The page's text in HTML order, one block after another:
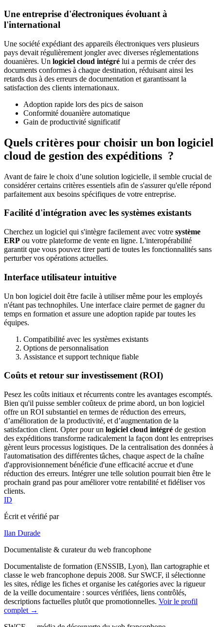
Une entreprise d'électroniques évoluant à
l'international
Une société expédiant des appareils électroniques vers plusieurs
pays devait régulièrement jongler avec diverses réglementations
douanières. Un logiciel cloud intégré lui a permis de créer des
documents conformes à chaque destination, réduisant ainsi les
retards dus à des erreurs de documentation et garantissant la
satisfaction des clients internationaux.
Adoption rapide lors des pics de saison
Conformité douanière automatique
Gain de productivité significatif
Quels critères pour choisir un bon logiciel
cloud de gestion des expéditions ?
Avant de faire le choix d’une solution logicielle, il semble crucial de
considérer certains critères essentiels afin de s'assurer qu'elle répond
parfaitement aux besoins spécifiques de votre entreprise.
Facilité d'intégration avec les systèmes existants
Cherchez un logiciel qui s'intègre facilement avec votre système
ERP ou votre plateforme de vente en ligne. L'interopérabilité
garantit que vous pouvez tirer parti de toutes les fonctionnalités sans
perturber vos opérations actuelles.
Interface utilisateur intuitive
Un bon logiciel doit être facile à utiliser même pour les employés
n'étant pas technophiles. Une interface claire permet de gagner du
temps en formation et assure une adoption rapide par toutes les
équipes.
Compatibilité avec les systèmes existants
Options de personnalisation
Assistance et support technique fiable
Coûts et retour sur investissement (ROI)
Pesez les coûts initiaux et récurrents contre les avantages escomptés.
Bien qu'il puisse sembler coûteux de prime abord, un bon logiciel
offre un ROI substantiel en termes de réduction des erreurs,
d’amélioration de la productivité, et d’augmentation de la
satisfaction client. Opter pour un logiciel cloud intégré de gestion
des expéditions transforme radicalement la façon dont les entreprises
gèrent leurs processus logistiques. De la centralisation des données à
l'automatisation des différentes tâches, chaque aspect de la chaîne
d'approvisionnement bénéficie d'une efficacité accrue et d'une
réduction des erreurs. Intégrer une telle solution pourrait bien être le
prochain grand pas pour améliorer votre rentabilité et fidéliser vos
clients.
ID
Écrit et vérifié par
Ilan Durade
Documentaliste & curateur du web francophone
Documentaliste de formation (ENSSIB, Lyon), Ilan cartographie et
classe le web francophone depuis 2008. Sur SWCF, il sélectionne
les sites, rédige les fiches et organise les catégories avec la rigueur
de la veille documentaire : sources vérifiées, liens contrôlés,
descriptions factuelles plutôt que promotionnelles. Voir le profil
complet →